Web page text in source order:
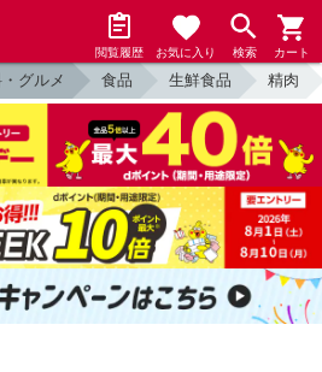
閲覧履歴 お気に入り 検索 カート
グルメ 食品 生鮮食品 精肉